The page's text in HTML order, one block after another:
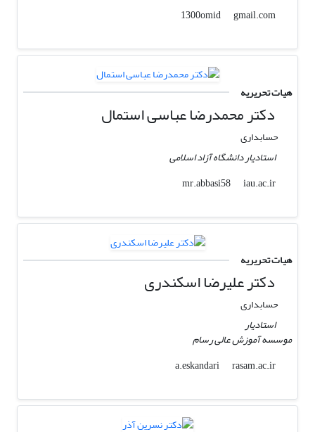
1300omid
gmail.com
هیات تحریریه
دکتر محمدرضا عباسی استمال
حسابداری
استادیار دانشگاه آزاد اسلامی
mr.abbasi58
iau.ac.ir
هیات تحریریه
دکتر علیرضا اسکندری
حسابداری
استادیار
موسسه آموزش عالی رسام
a.eskandari
rasam.ac.ir